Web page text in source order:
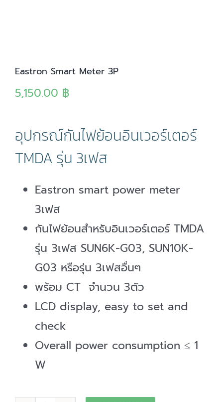
Eastron Smart Meter 3P
5,150.00 ฿
อุปกรณ์กันไฟย้อนอินเวอร์เตอร์
TMDA รุ่น 3เฟส
Eastron smart power meter
3เฟส
กันไฟย้อนสำหรับอินเวอร์เตอร์ TMDA
รุ่น 3เฟส SUN6K-G03, SUN10K-
G03 หรือรุ่น 3เฟสอื่นๆ
พร้อม CT จำนวน 3ตัว
LCD display, easy to set and
check
Overall power consumption ≤ 1
W